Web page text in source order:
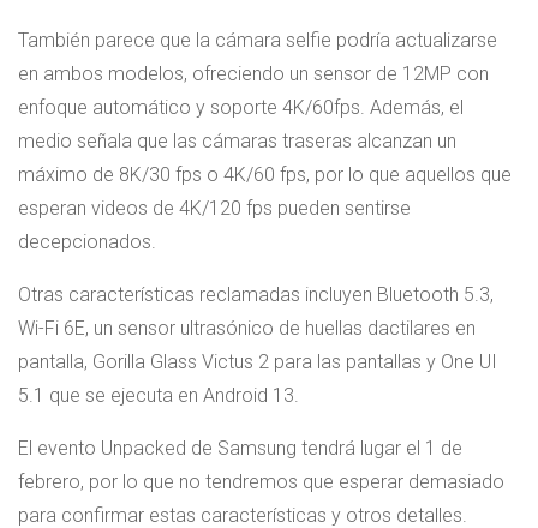
También parece que la cámara selfie podría actualizarse
en ambos modelos, ofreciendo un sensor de 12MP con
enfoque automático y soporte 4K/60fps. Además, el
medio señala que las cámaras traseras alcanzan un
máximo de 8K/30 fps o 4K/60 fps, por lo que aquellos que
esperan videos de 4K/120 fps pueden sentirse
decepcionados.
Otras características reclamadas incluyen Bluetooth 5.3,
Wi-Fi 6E, un sensor ultrasónico de huellas dactilares en
pantalla, Gorilla Glass Victus 2 para las pantallas y One UI
5.1 que se ejecuta en Android 13.
El evento Unpacked de Samsung tendrá lugar el 1 de
febrero, por lo que no tendremos que esperar demasiado
para confirmar estas características y otros detalles.